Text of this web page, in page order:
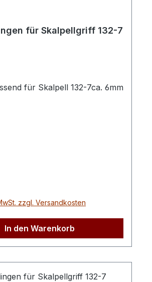
für Skalpellgriff 132-7
für Skalpell 132-7ca. 6mm
zzgl. Versandkosten
In den Warenkorb